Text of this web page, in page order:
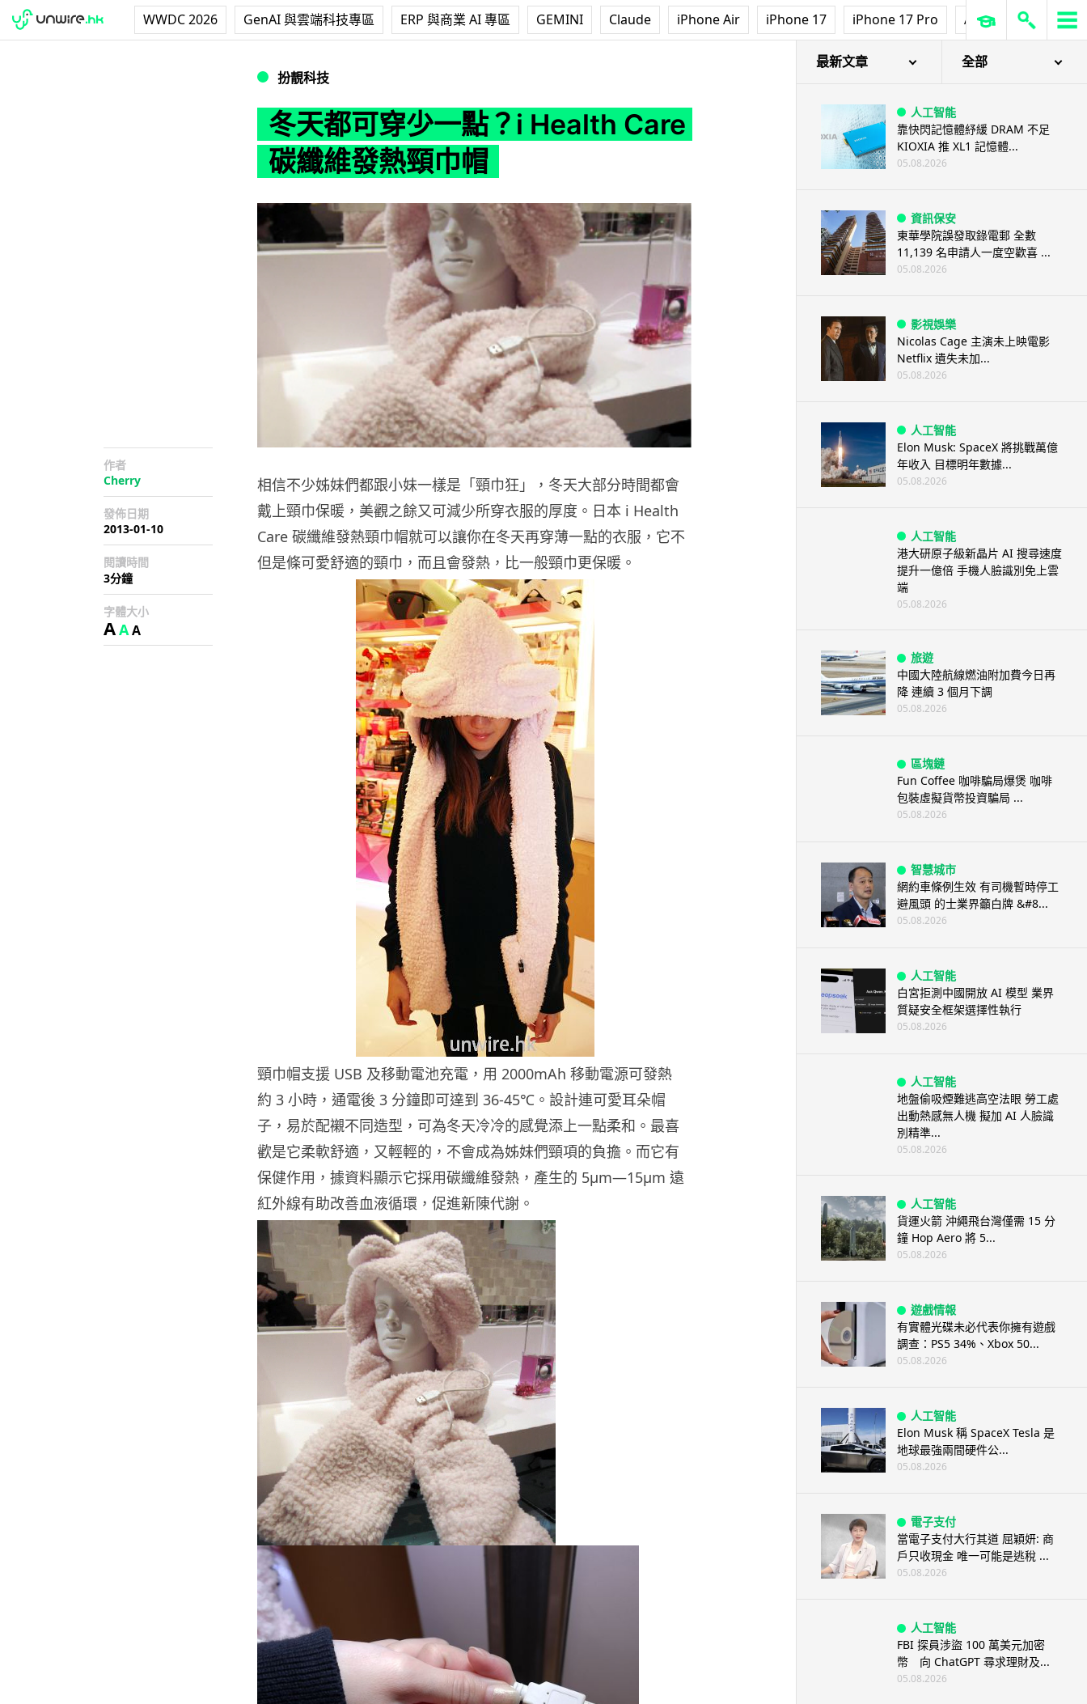
WWDC 2026 GenAI 與雲端科技專區 ERP 與商業 AI 專區 GEMINI Claude iPhone Air iPhone 17 iPhone 17 Pro AirPods Pro 3
扮靚科技
冬天都可穿少一點？i Health Care
碳纖維發熱頸巾帽
作者
Cherry
發佈日期
2013-01-10
閱讀時間
3分鐘
字體大小
AAA
相信不少姊妹們都跟小妹一樣是「頸巾狂」，冬天大部分時間都會
戴上頸巾保暖，美觀之餘又可減少所穿衣服的厚度。日本 i Health
Care 碳纖維發熱頸巾帽就可以讓你在冬天再穿薄一點的衣服，它不
但是條可愛舒適的頸巾，而且會發熱，比一般頸巾更保暖。
頸巾帽支援 USB 及移動電池充電，用 2000mAh 移動電源可發熱
約 3 小時，通電後 3 分鐘即可達到 36-45℃。設計連可愛耳朵帽
子，易於配襯不同造型，可為冬天冷冷的感覺添上一點柔和。最喜
歡是它柔軟舒適，又輕輕的，不會成為姊妹們頸項的負擔。而它有
保健作用，據資料顯示它採用碳纖維發熱，產生的 5μm—15μm 遠
紅外線有助改善血液循環，促進新陳代謝。
最新文章 全部
人工智能
靠快閃記憶體紓緩 DRAM 不足
KIOXIA 推 XL1 記憶體...
05.08.2026
資訊保安
東華學院誤發取錄電郵 全數
11,139 名申請人一度空歡喜 ...
05.08.2026
影視娛樂
Nicolas Cage 主演未上映電影
Netflix 遺失未加...
05.08.2026
人工智能
Elon Musk: SpaceX 將挑戰萬億
年收入 目標明年數據...
05.08.2026
人工智能
港大研原子級新晶片 AI 搜尋速度
提升一億倍 手機人臉識別免上雲
端
05.08.2026
旅遊
中國大陸航線燃油附加費今日再
降 連續 3 個月下調
05.08.2026
區塊鏈
Fun Coffee 咖啡騙局爆煲 咖啡
包裝虛擬貨幣投資騙局 ...
05.08.2026
智慧城市
網約車條例生效 有司機暫時停工
避風頭 的士業界籲白牌 &#8...
05.08.2026
人工智能
白宮拒測中國開放 AI 模型 業界
質疑安全框架選擇性執行
05.08.2026
人工智能
地盤偷吸煙難逃高空法眼 勞工處
出動熱感無人機 擬加 AI 人臉識
別精準...
05.08.2026
人工智能
貨運火箭 沖繩飛台灣僅需 15 分
鐘 Hop Aero 將 5...
05.08.2026
遊戲情報
有實體光碟未必代表你擁有遊戲
調查：PS5 34%、Xbox 50...
05.08.2026
人工智能
Elon Musk 稱 SpaceX Tesla 是
地球最強兩間硬件公...
05.08.2026
電子支付
當電子支付大行其道 屈穎妍: 商
戶只收現金 唯一可能是逃稅 ...
05.08.2026
人工智能
FBI 探員涉盜 100 萬美元加密
幣 向 ChatGPT 尋求理財及...
05.08.2026